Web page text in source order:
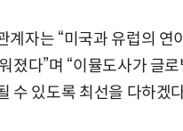
계자는 “미국과 유럽의
졌다”며 “이뮬도사가 글
수 있도록 최선을 다하겠